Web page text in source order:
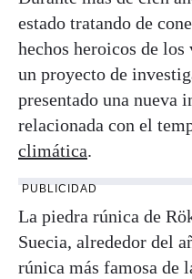
estado tratando de
hechos heroicos de
un proyecto de
presentado una nueva
relacionada con el
climática.
PUBLICIDAD
La piedra rúnica de
Suecia, alrededor del
rúnica más famosa de